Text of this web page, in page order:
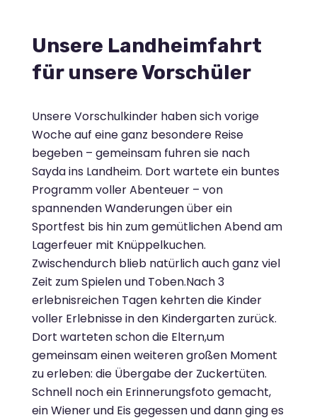
Unsere Landheimfahrt
für unsere Vorschüler
Unsere Vorschulkinder haben sich vorige
Woche auf eine ganz besondere Reise
begeben – gemeinsam fuhren sie nach
Sayda ins Landheim. Dort wartete ein buntes
Programm voller Abenteuer – von
spannenden Wanderungen über ein
Sportfest bis hin zum gemütlichen Abend am
Lagerfeuer mit Knüppelkuchen.
Zwischendurch blieb natürlich auch ganz viel
Zeit zum Spielen und Toben.Nach 3
erlebnisreichen Tagen kehrten die Kinder
voller Erlebnisse in den Kindergarten zurück.
Dort warteten schon die Eltern,um
gemeinsam einen weiteren großen Moment
zu erleben: die Übergabe der Zuckertüten.
Schnell noch ein Erinnerungsfoto gemacht,
ein Wiener und Eis gegessen und dann ging es